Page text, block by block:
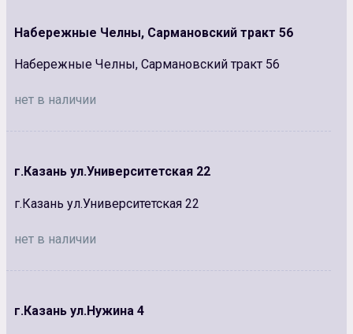
Набережные Челны, Сармановский тракт 56
Набережные Челны, Сармановский тракт 56
нет в наличии
г.Казань ул.Университетская 22
г.Казань ул.Университетская 22
нет в наличии
г.Казань ул.Нужина 4